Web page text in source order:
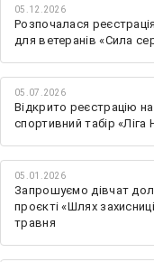
05.12.2026
Розпочалася
для ветеранів «Сила
05.07.2026
Відкрито реєстрацію на
спортивний табір «Ліга
05.01.2026
Запрошуємо дівчат
проєкті «Шлях
травня